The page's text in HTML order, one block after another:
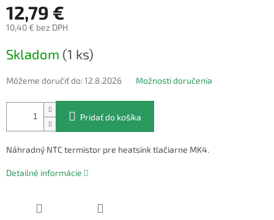
12,79 €
10,40 € bez DPH
cena:
Skladom (1 ks)
Môžeme doručiť do:12.8.2026 Možnosti doručenia
Pridať do košíka
Náhradný NTC termistor pre heatsink tlačiarne MK4.
Detailné informácie